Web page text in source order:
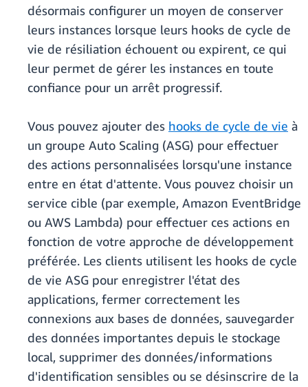
désormais configurer un moyen de conserver
leurs instances lorsque leurs hooks de cycle de
vie de résiliation échouent ou expirent, ce qui
leur permet de gérer les instances en toute
confiance pour un arrêt progressif.
Vous pouvez ajouter des hooks de cycle de vie à
un groupe Auto Scaling (ASG) pour effectuer
des actions personnalisées lorsqu'une instance
entre en état d'attente. Vous pouvez choisir un
service cible (par exemple, Amazon EventBridge
ou AWS Lambda) pour effectuer ces actions en
fonction de votre approche de développement
préférée. Les clients utilisent les hooks de cycle
de vie ASG pour enregistrer l'état des
applications, fermer correctement les
connexions aux bases de données, sauvegarder
des données importantes depuis le stockage
local, supprimer des données/informations
d'identification sensibles ou se désinscrire de la